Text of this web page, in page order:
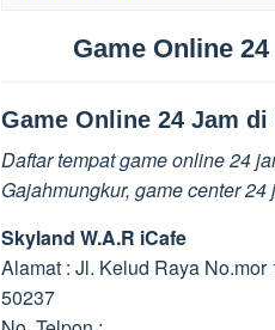
Game Online
Game Online 24 Jam
Daftar tempat game online 24
Gajahmungkur, game center
Skyland W.A.R iCafe
Alamat : Jl. Kelud Raya
50237